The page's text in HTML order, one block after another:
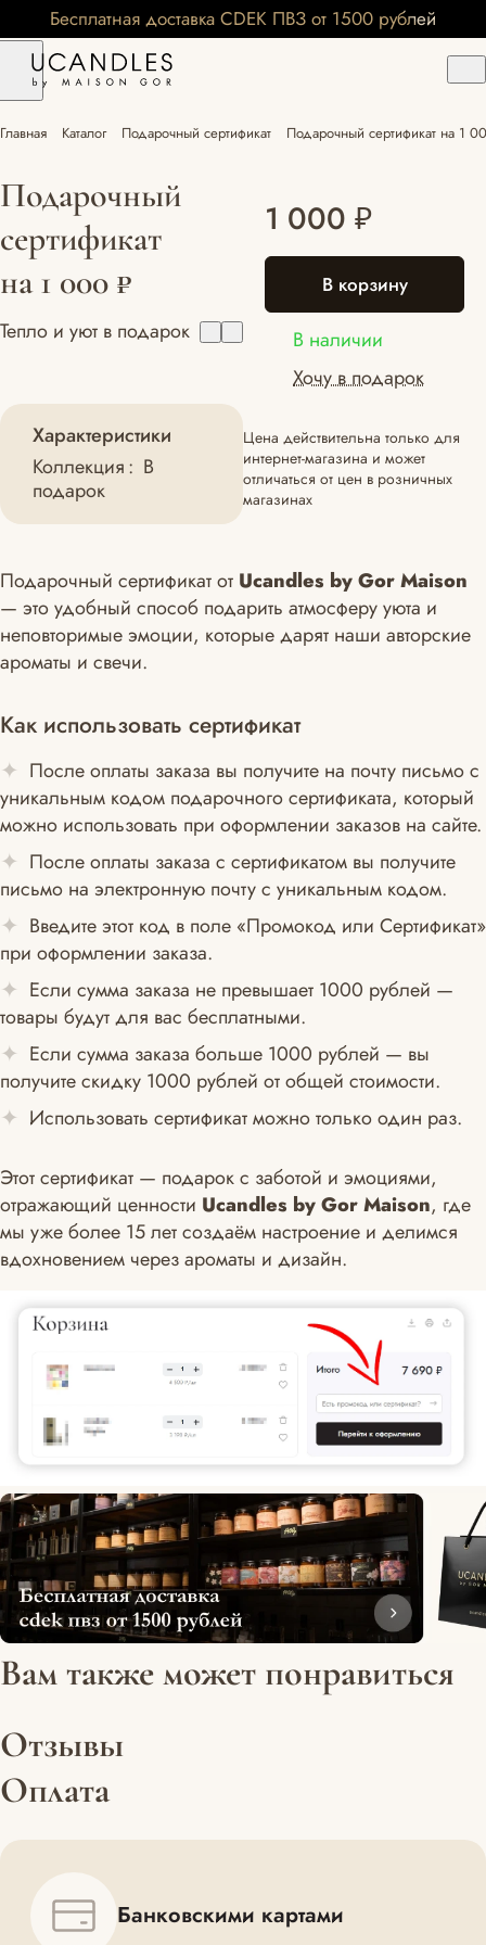
Бесплатная доставка CDEK ПВЗ от 1500 рублей
Главная Каталог Подарочный сертификат Подарочный сертификат на 1
Подарочный
сертификат
на 1 000 ₽
Тепло и уют в подарок
Характеристики
Коллекция: В
подарок
1 000 ₽
В корзину
В наличии
Хочу в подарок
Цена действительна только для
интернет-магазина и может
отличаться от цен в розничных
магазинах
Подарочный сертификат от Ucandles by Gor Maison
— это удобный способ подарить атмосферу уюта и
неповторимые эмоции, которые дарят наши авторские
ароматы и свечи.
Как использовать сертификат
После оплаты заказа вы получите на почту письмо с
уникальным кодом подарочного сертификата, который
можно использовать при оформлении заказов на сайте.
После оплаты заказа с сертификатом вы получите
письмо на электронную почту с уникальным кодом.
Введите этот код в поле «Промокод или Сертификат»
при оформлении заказа.
Если сумма заказа не превышает 1000 рублей —
товары будут для вас бесплатными.
Если сумма заказа больше 1000 рублей — вы
получите скидку 1000 рублей от общей стоимости.
Использовать сертификат можно только один раз.
Этот сертификат — подарок с заботой и эмоциями,
отражающий ценности Ucandles by Gor Maison, где
мы уже более 15 лет создаём настроение и делимся
вдохновением через ароматы и дизайн.
Вам также может понравиться
Отзывы
Оплата
Банковскими картами